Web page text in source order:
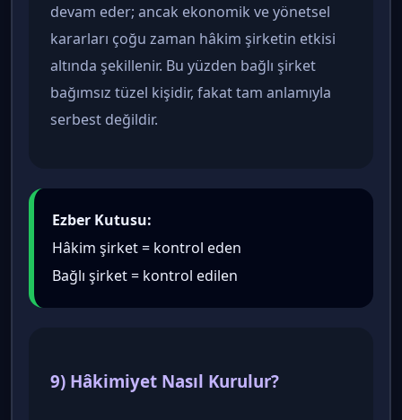
devam eder; ancak ekonomik ve yönetsel
kararları çoğu zaman hâkim şirketin etkisi
altında şekillenir. Bu yüzden bağlı şirket
bağımsız tüzel kişidir, fakat tam anlamıyla
serbest değildir.
Ezber Kutusu:
Hâkim şirket = kontrol eden
Bağlı şirket = kontrol edilen
9) Hâkimiyet Nasıl Kurulur?